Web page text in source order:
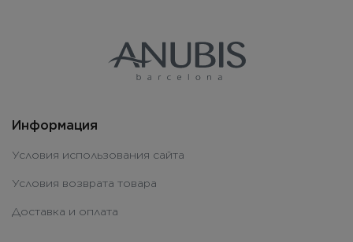
Информация
Условия использования сайта
Условия возврата товара
Доставка и оплата